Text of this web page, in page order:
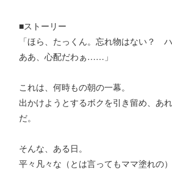
■ストーリー
「ほら、たっくん。忘れ物はない？
ああ、心配だわぁ……」
これは、何時もの朝の一幕。
出かけようとするボクを引き留め、
だ。
そんな、ある日。
平々凡々な（とは言ってもママ塗れ